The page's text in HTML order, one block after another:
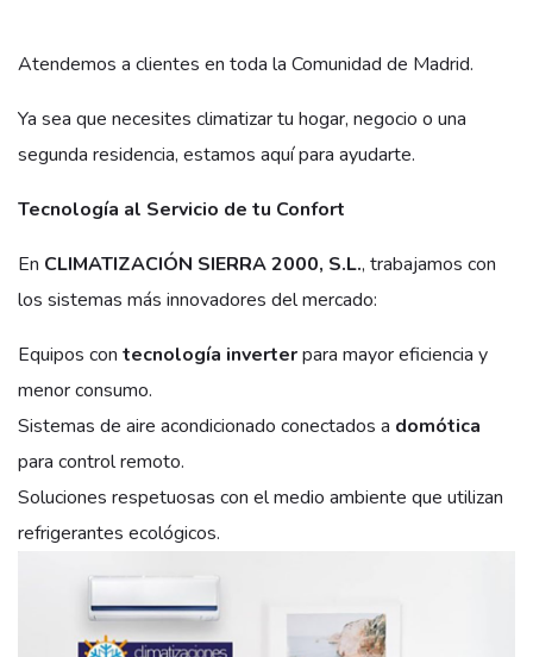
Atendemos a clientes en toda la Comunidad de Madrid.
Ya sea que necesites climatizar tu hogar, negocio o una
segunda residencia, estamos aquí para ayudarte.
Tecnología al Servicio de tu Confort
En CLIMATIZACIÓN SIERRA 2000, S.L., trabajamos con
los sistemas más innovadores del mercado:
Equipos con tecnología inverterpara mayor eficiencia y
menor consumo.
Sistemas de aire acondicionado conectados a domótica
para control remoto.
Soluciones respetuosas con el medio ambiente que utilizan
refrigerantes ecológicos.